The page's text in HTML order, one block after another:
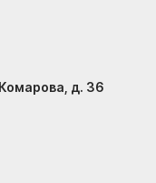
д. 36